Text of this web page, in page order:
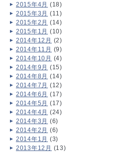
2015年4月 (18)
2015年3月 (11)
2015年2月 (14)
2015年1月 (10)
2014年12月 (2)
2014年11月 (9)
2014年10月 (4)
2014年9月 (15)
2014年8月 (14)
2014年7月 (12)
2014年6月 (17)
2014年5月 (17)
2014年4月 (24)
2014年3月 (6)
2014年2月 (6)
2014年1月 (3)
2013年12月 (13)